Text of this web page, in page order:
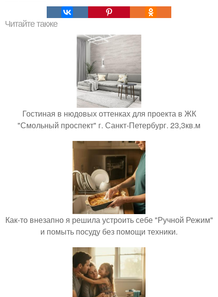
Читайте также
Гостиная в нюдовых оттенках для проекта в ЖК
"Смольный проспект" г. Санкт-Петербург. 23,3кв.м
Как-то внезапно я решила устроить себе "Ручной Режим"
и помыть посуду без помощи техники.